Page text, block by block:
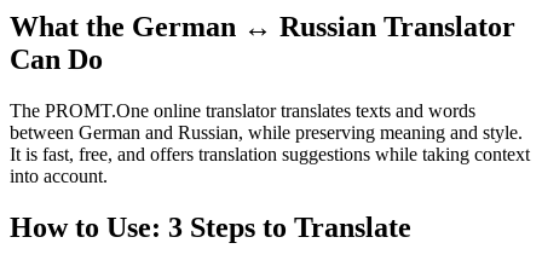
What the German ↔ Russian Translator
Can Do
The PROMT.One online translator translates texts and words
between German and Russian, while preserving meaning and style.
It is fast, free, and offers translation suggestions while taking context
into account.
How to Use: 3 Steps to Translate